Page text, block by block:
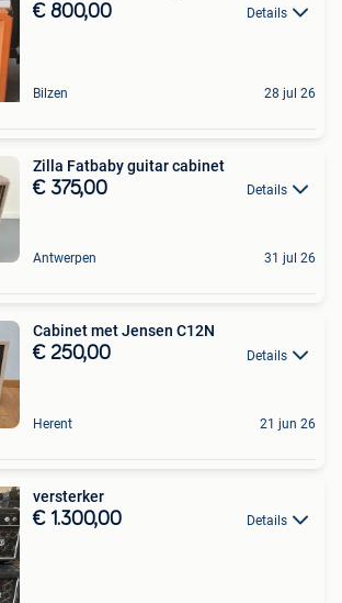
€ 800,00 Details
Bilzen 28 jul 26
Zilla Fatbaby guitar cabinet
€ 375,00 Details
Antwerpen 31 jul 26
Cabinet met Jensen C12N
€ 250,00 Details
Herent 21 jun 26
versterker
€ 1.300,00 Details